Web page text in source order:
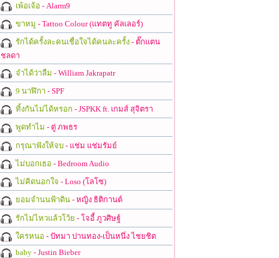
เพ้อเจ้อ - Alarm9
ขาหมู - Tattoo Colour (แทตทู คัลเลอร์)
รักได้ครั้งละคนเชื่อใจได้คนละครั้ง- ตั๊กแตน
ชลดา
จำได้ว่าลืม - William Jakrapatr
9 นาฬิกา - SPF
ทิ้งกันไม่ได้หรอก - JSPKK ft. เกมส์ สุจิตรา
พูดทำไม - ตู่ ภพธร
กรุณาฟังให้จบ- แช่ม แช่มรัมย์
ไม่บอกเธอ - Bedroom Audio
ไม่คิดนอกใจ - Loso (โลโซ)
ยอมจำนนฟ้าดิน- หญิง ธิติกานต์
รักไม่ไหวแล้วโว้ย - โจอี้ ภูวศิษฐ์
ใครหนอ - ปัทมา ปานทอง-เป็นหนึ่ง ไชยชิต
baby- Justin Bieber